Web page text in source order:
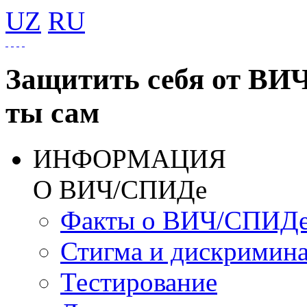
UZ RU
Защитить себя от
ты сам
ИНФОРМАЦИЯ
О ВИЧ/СПИДе
Факты о ВИЧ/
Стигма и
Тестирование